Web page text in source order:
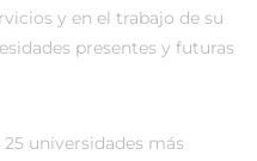
y en el trabajo de su
presentes y futuras
universidades más